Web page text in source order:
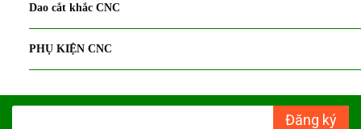
Dao cắt khắc CNC
PHỤ KIỆN CNC
Đăng ký